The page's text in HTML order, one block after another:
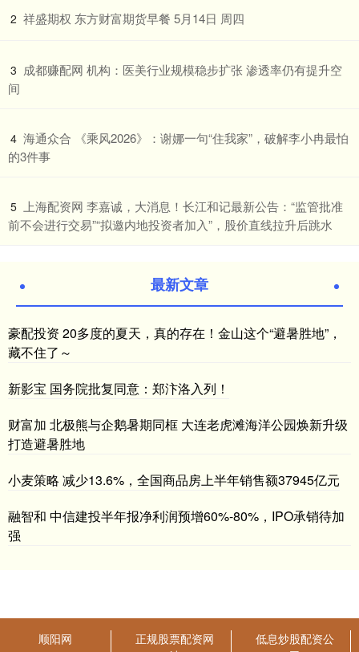
2 ​祥盛期权 东方财富期货早餐 5月14日 周四
3 ​成都赚配网 机构：医美行业规模稳步扩张 渗透率仍有提升空
间
4 ​海通众合 《乘风2026》：谢娜一句“住我家”，破解李小冉最怕
的3件事
5
​上海配资网 李嘉诚，大消息！长江和记最新公告：“监管批准
前不会进行交易”“拟邀内地投资者加入”，股价直线拉升后跳水
最新文章
豪配投资 20多度的夏天，真的存在！金山这个“避暑胜地”，
藏不住了～
新影宝 国务院批复同意：郑汴洛入列！
财富加 北极熊与企鹅暑期同框 大连老虎滩海洋公园焕新升级
打造避暑胜地
小麦策略 减少13.6%，全国商品房上半年销售额37945亿元
融智和 中信建投半年报净利润预增60%-80%，IPO承销待加
强
顺阳网
正规股票配资网
低息炒股配资公